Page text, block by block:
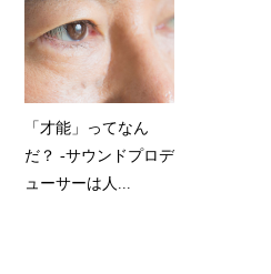
「才能」ってなん
だ？ -サウンドプロデ
ューサーは人...